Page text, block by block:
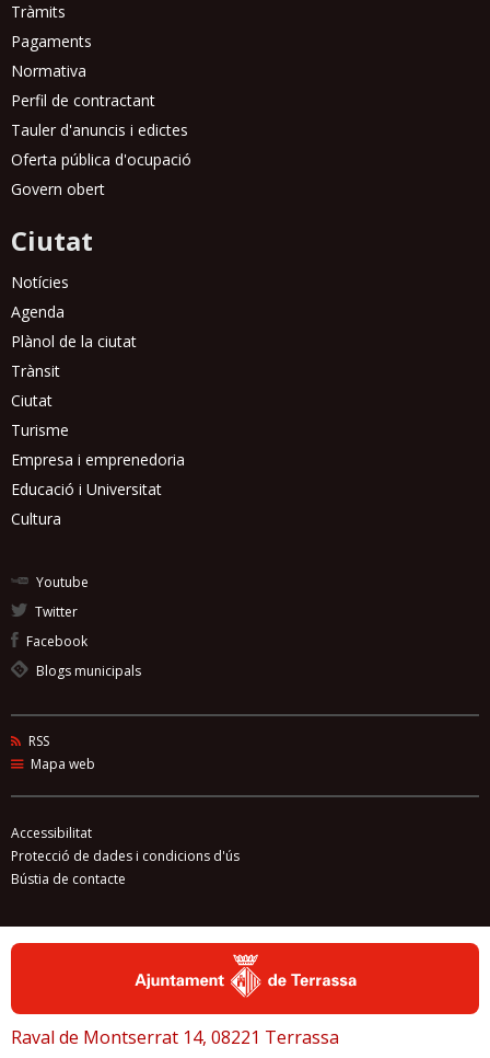
Tràmits
Pagaments
Normativa
Perfil de contractant
Tauler d'anuncis i edictes
Oferta pública d'ocupació
Govern obert
Ciutat
Notícies
Agenda
Plànol de la ciutat
Trànsit
Ciutat
Turisme
Empresa i emprenedoria
Educació i Universitat
Cultura
Youtube
Twitter
Facebook
Blogs municipals
RSS
Mapa web
Accessibilitat
Protecció de dades i condicions d'ús
Bústia de contacte
Raval de Montserrat 14, 08221 Terrassa